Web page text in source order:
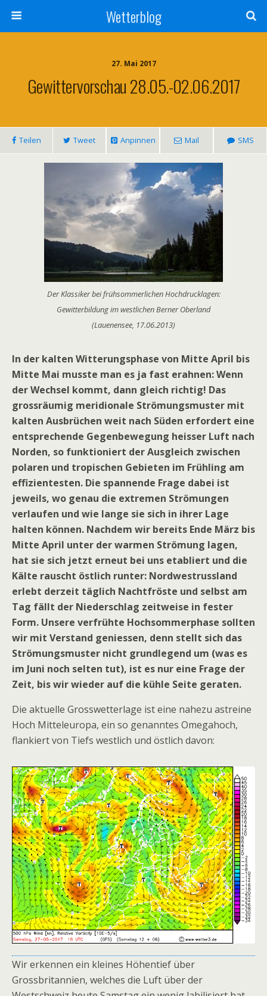
Wetterblog
27. Mai 2017
Gewittervorschau 28.05.-02.06.2017
Teilen Tweet Anpinnen Mail SMS
Der Klassiker bei frühsommerlichen Hochdrucklagen:
Gewitterbildung im westlichen Berner Oberland
(Lauenensee, 17.06.2013)
In der kalten Witterungsphase von Mitte April bis
Mitte Mai musste man es ja fast erahnen: Wenn
der Wechsel kommt, dann gleich richtig! Das
grossräumig meridionale Strömungsmuster mit
kalten Ausbrüchen weit nach Süden erfordert eine
entsprechende Gegenbewegung heisser Luft nach
Norden, so funktioniert der Ausgleich zwischen
polaren und tropischen Gebieten im Frühling am
effizientesten. Die spannende Frage dabei ist
jeweils, wo genau die extremen Strömungen
verlaufen und wie lange sie sich in ihrer Lage
halten können. Nachdem wir bereits Ende März bis
Mitte April unter der warmen Strömung lagen,
hat sie sich jetzt erneut bei uns etabliert und die
Kälte rauscht östlich runter: Nordwestrussland
erlebt derzeit täglich Nachtfröste und selbst am
Tag fällt der Niederschlag zeitweise in fester
Form. Unsere verfrühte Hochsommerphase sollten
wir mit Verstand geniessen, denn stellt sich das
Strömungsmuster nicht grundlegend um (was es
im Juni noch selten tut), ist es nur eine Frage der
Zeit, bis wir wieder auf die kühle Seite geraten.
Die aktuelle Grosswetterlage ist eine nahezu astreine
Hoch Mitteleuropa, ein so genanntes Omegahoch,
flankiert von Tiefs westlich und östlich davon:
Wir erkennen ein kleines Höhentief über
Grossbritannien, welches die Luft über der